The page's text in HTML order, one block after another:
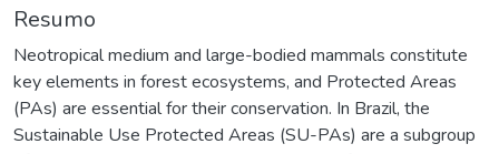
Resumo
Neotropical medium and large-bodied mammals constitute
key elements in forest ecosystems, and Protected Areas
(PAs) are essential for their conservation. In Brazil, the
Sustainable Use Protected Areas (SU-PAs) are a subgroup